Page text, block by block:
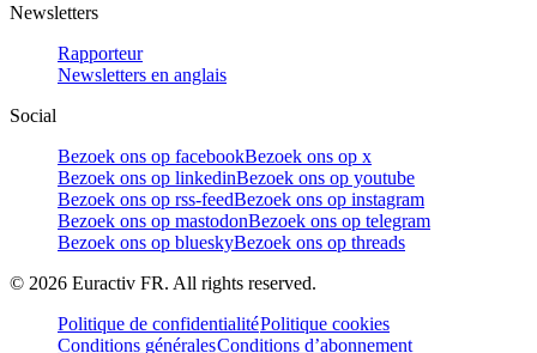
Newsletters
Rapporteur
Newsletters en anglais
Social
Bezoek ons op facebookBezoek ons op x
Bezoek ons op linkedinBezoek ons op youtube
Bezoek ons op rss-feedBezoek ons op instagram
Bezoek ons op mastodonBezoek ons op telegram
Bezoek ons op blueskyBezoek ons op threads
© 2026 Euractiv FR. All rights reserved.
Politique de confidentialitéPolitique cookies
Conditions généralesConditions d’abonnement